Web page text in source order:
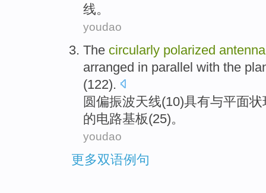
线。
youdao
The circularly polarized antenna
arranged in parallel with the
(122).
圆偏振波天线(10)具有与平面状
的电路基板(25)。
youdao
更多双语例句